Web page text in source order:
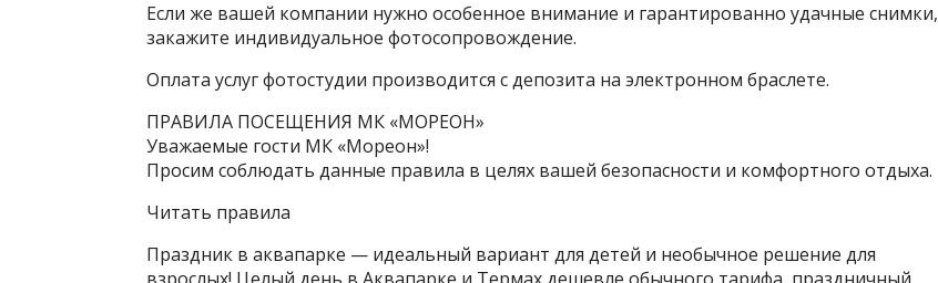
Если же вашей компании нужно особенное внимание и гарантированно удачные снимки,
закажите индивидуальное фотосопровождение.
Оплата услуг фотостудии производится с депозита на электронном браслете.
ПРАВИЛА ПОСЕЩЕНИЯ МК «МОРЕОН»
Уважаемые гости МК «Мореон»!
Просим соблюдать данные правила в целях вашей безопасности и комфортного отдыха.
Читать правила
Праздник в аквапарке — идеальный вариант для детей и необычное решение для